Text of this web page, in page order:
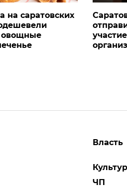
на саратовских
овощные
Власть
ЧП